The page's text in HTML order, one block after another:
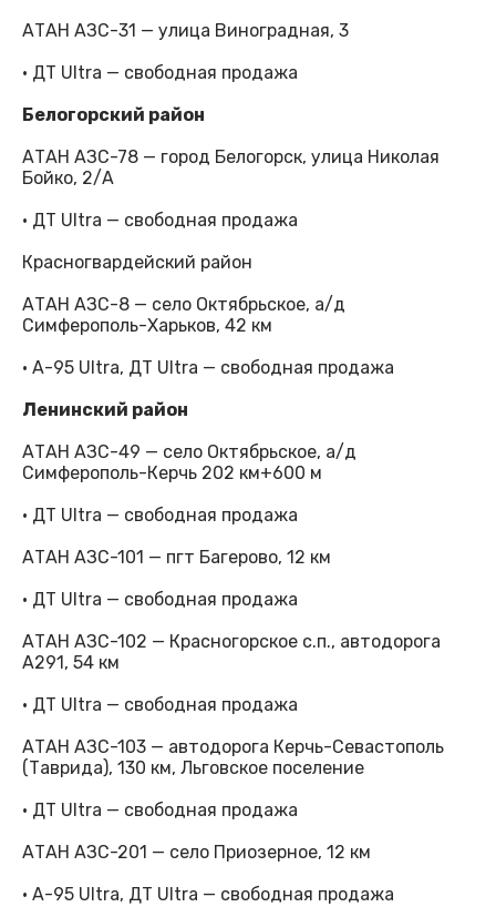
АТАН АЗС-31 — улица Виноградная, 3
· ДТ Ultra — свободная продажа
Белогорский район
АТАН АЗС-78 — город Белогорск, улица Николая
Бойко, 2/А
· ДТ Ultra — свободная продажа
Красногвардейский район
АТАН АЗС-8 — село Октябрьское, а/д
Симферополь-Харьков, 42 км
· А-95 Ultra, ДТ Ultra — свободная продажа
Ленинский район
АТАН АЗС-49 — село Октябрьское, а/д
Симферополь-Керчь 202 км+600 м
· ДТ Ultra — свободная продажа
АТАН АЗС-101 — пгт Багерово, 12 км
· ДТ Ultra — свободная продажа
АТАН АЗС-102 — Красногорское с.п., автодорога
А291, 54 км
· ДТ Ultra — свободная продажа
АТАН АЗС-103 — автодорога Керчь-Севастополь
(Таврида), 130 км, Льговское поселение
· ДТ Ultra — свободная продажа
АТАН АЗС-201 — село Приозерное, 12 км
· А-95 Ultra, ДТ Ultra — свободная продажа